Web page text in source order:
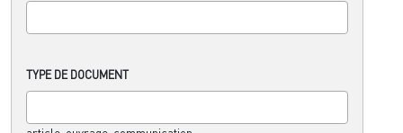
TYPE DE DOCUMENT